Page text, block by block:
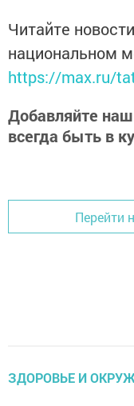
Читайте
национальном
https://max.ru/
Добавляйте
всегда быть в
Перейти
ЗДОРОВЬЕ И